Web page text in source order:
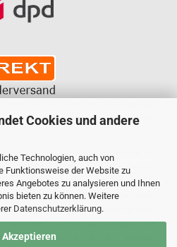
Cookies und andere
Technologien, auch von
Funktionsweise der Website zu
Angebotes zu analysieren und Ihnen
bieten zu können. Weitere
Datenschutzerklärung.
Akzeptieren
die Ware oder Dienstleistung gar nicht erworben
Dekarbonisierungsmaßnahmen innerhalb des
DHL unterstützt. Durch den Einsatz alternativer
Deutsche Post und DHL den Verbrauch fossiler
die für die GoGreen Plus-Sendungen
dass die konkrete Sendung physisch
transportiert wird, die diese Kraftstoffe oder
Informationen, z. B. zu konkreten